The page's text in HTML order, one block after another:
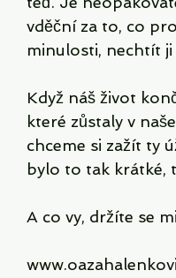
vděční za to, co
minulosti, nechtít
Když náš život
které zůstaly v
chceme si zažít ty
bylo to tak krátké,
A co vy, držíte se